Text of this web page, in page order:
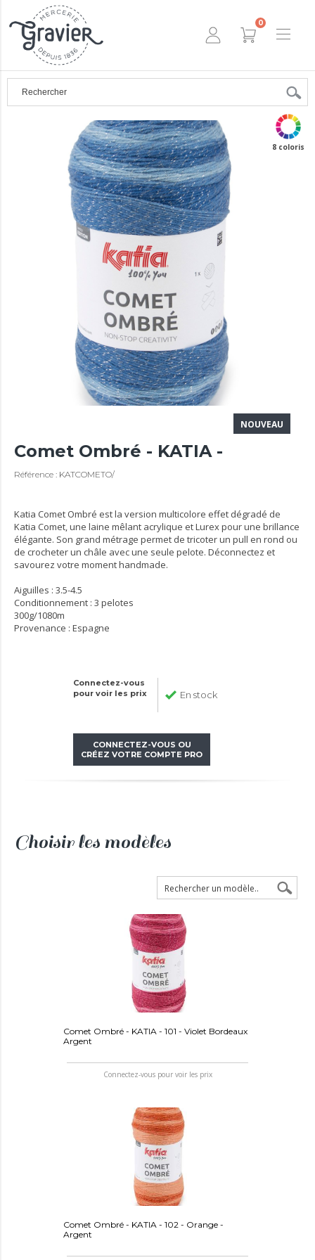
0
8 coloris
NOUVEAU
Comet Ombré - KATIA -
Référence : KATCOMETO/
Katia Comet Ombré est la version multicolore effet dégradé de
Katia Comet, une laine mêlant acrylique et Lurex pour une brillance
élégante. Son grand métrage permet de tricoter un pull en rond ou
de crocheter un châle avec une seule pelote. Déconnectez et
savourez votre moment handmade.
Aiguilles : 3.5-4.5
Conditionnement : 3 pelotes
300g/1080m
Provenance : Espagne
Connectez-vous
pour voir les prix
En stock
CONNECTEZ-VOUS OU
CRÉEZ VOTRE COMPTE PRO
Choisir les modèles
Comet Ombré - KATIA - 101 - Violet Bordeaux
Argent
Connectez-vous pour voir les prix
Comet Ombré - KATIA - 102 - Orange -
Argent